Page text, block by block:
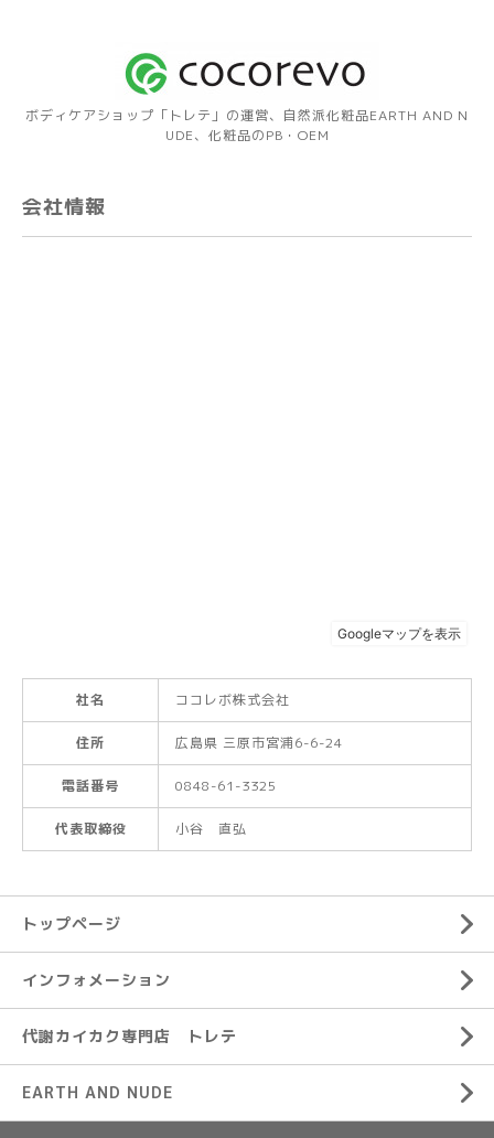
ボディケアショップ「トレテ」の運営、自然派化粧品EARTH AND N
UDE、化粧品のPB・OEM
会社情報
社名 ココレボ株式会社
住所 広島県 三原市宮浦6-6-24
電話番号 0848-61-3325
代表取締役 小谷 直弘
トップページ
インフォメーション
代謝カイカク専門店 トレテ
EARTH AND NUDE